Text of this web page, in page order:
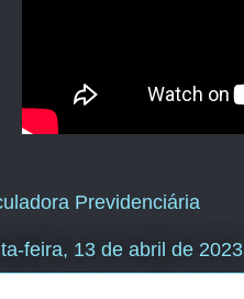
Previdenciária
feira, 13 de abril de 2023